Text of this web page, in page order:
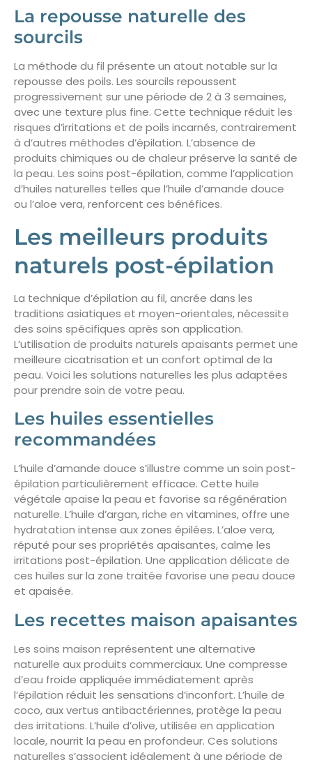
La repousse naturelle des
sourcils
La méthode du fil présente un atout notable sur la
repousse des poils. Les sourcils repoussent
progressivement sur une période de 2 à 3 semaines,
avec une texture plus fine. Cette technique réduit les
risques d’irritations et de poils incarnés, contrairement
à d’autres méthodes d’épilation. L’absence de
produits chimiques ou de chaleur préserve la santé de
la peau. Les soins post-épilation, comme l’application
d’huiles naturelles telles que l’huile d’amande douce
ou l’aloe vera, renforcent ces bénéfices.
Les meilleurs produits
naturels post-épilation
La technique d’épilation au fil, ancrée dans les
traditions asiatiques et moyen-orientales, nécessite
des soins spécifiques après son application.
L’utilisation de produits naturels apaisants permet une
meilleure cicatrisation et un confort optimal de la
peau. Voici les solutions naturelles les plus adaptées
pour prendre soin de votre peau.
Les huiles essentielles
recommandées
L’huile d’amande douce s’illustre comme un soin post-
épilation particulièrement efficace. Cette huile
végétale apaise la peau et favorise sa régénération
naturelle. L’huile d’argan, riche en vitamines, offre une
hydratation intense aux zones épilées. L’aloe vera,
réputé pour ses propriétés apaisantes, calme les
irritations post-épilation. Une application délicate de
ces huiles sur la zone traitée favorise une peau douce
et apaisée.
Les recettes maison apaisantes
Les soins maison représentent une alternative
naturelle aux produits commerciaux. Une compresse
d’eau froide appliquée immédiatement après
l’épilation réduit les sensations d’inconfort. L’huile de
coco, aux vertus antibactériennes, protège la peau
des irritations. L’huile d’olive, utilisée en application
locale, nourrit la peau en profondeur. Ces solutions
naturelles s’associent idéalement à une période de